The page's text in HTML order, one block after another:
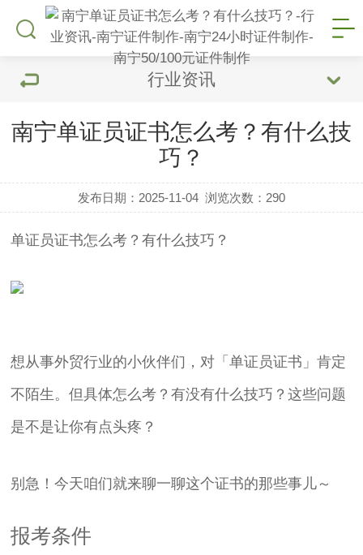
行业资讯
南宁单证员证书怎么考？有什么技
巧？
发布日期：2025-11-04 浏览次数： 290
单证员证书怎么考？有什么技巧？
想从事外贸行业的小伙伴们，对「单证员证书」肯定
不陌生。但具体怎么考？有没有什么技巧？这些问题
是不是让你有点头疼？
别急！今天咱们就来聊一聊这个证书的那些事儿～
报考条件